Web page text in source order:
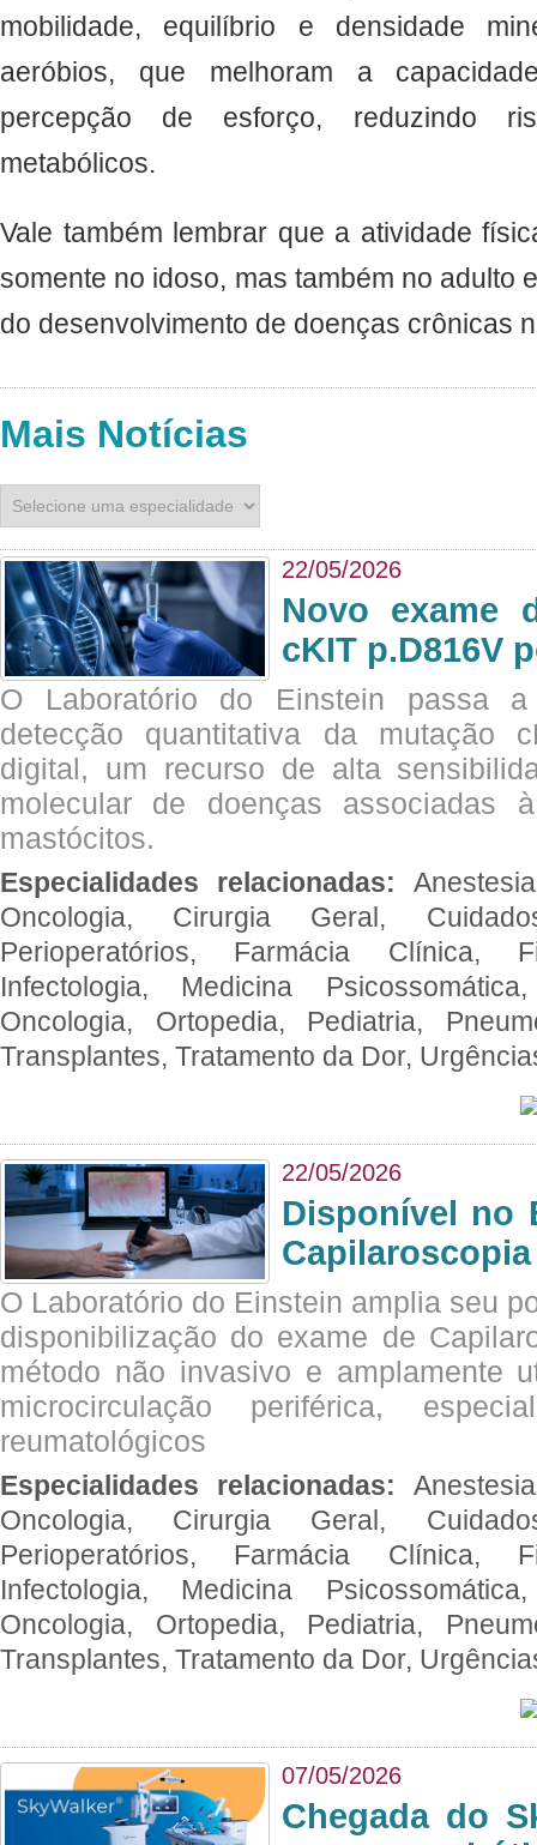
mobilidade, equilíbrio e densidade
aeróbios, que melhoram a
percepção de esforço, reduzindo
metabólicos.
Vale também lembrar que a atividade
somente no idoso, mas também no adulto
do desenvolvimento de doenças crônicas
Mais Notícias
22/05/2026
Novo exame
cKIT p.D816V
O Laboratório do Einstein passa
detecção quantitativa da mutação
digital, um recurso de alta
molecular de doenças associadas
mastócitos.
Especialidades relacionadas:
Oncologia, Cirurgia Geral,
Perioperatórios, Farmácia Clínica,
Infectologia, Medicina
Oncologia, Ortopedia, Pediatria,
Transplantes, Tratamento da Dor,
22/05/2026
Disponível no
O Laboratório do Einstein amplia seu
disponibilização do exame de
método não invasivo e amplamente
microcirculação periférica,
reumatológicos
Especialidades relacionadas:
Oncologia, Cirurgia Geral,
Perioperatórios, Farmácia Clínica,
Infectologia, Medicina
Oncologia, Ortopedia, Pediatria,
Transplantes, Tratamento da Dor,
07/05/2026
Chegada do